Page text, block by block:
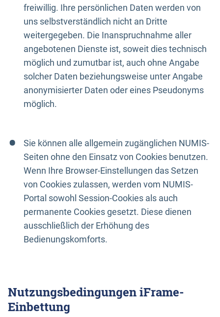
freiwillig. Ihre persönlichen Daten werden von
uns selbstverständlich nicht an Dritte
weitergegeben. Die Inanspruchnahme aller
angebotenen Dienste ist, soweit dies technisch
möglich und zumutbar ist, auch ohne Angabe
solcher Daten beziehungsweise unter Angabe
anonymisierter Daten oder eines Pseudonyms
möglich.
Sie können alle allgemein zugänglichen NUMIS-
Seiten ohne den Einsatz von Cookies benutzen.
Wenn Ihre Browser-Einstellungen das Setzen
von Cookies zulassen, werden vom NUMIS-
Portal sowohl Session-Cookies als auch
permanente Cookies gesetzt. Diese dienen
ausschließlich der Erhöhung des
Bedienungskomforts.
Nutzungsbedingungen iFrame-
Einbettung